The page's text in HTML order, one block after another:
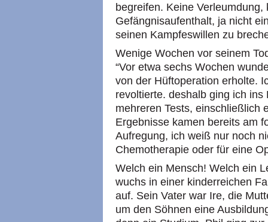
begreifen. Keine
Gefängnisaufenthalt, ja nicht
seinen Kampfeswillen zu
Wenige Wochen vor seinem
“Vor etwa sechs Wochen
von der Hüftoperation erholte.
revoltierte. deshalb ging ich
mehreren Tests, einschließlich
Ergebnisse kamen bereits am
Aufregung, ich weiß nur noch
Chemotherapie oder für eine
Welch ein Mensch! Welch ein
wuchs in einer kinderreichen
auf. Sein Vater war Ire, die
um den Söhnen eine